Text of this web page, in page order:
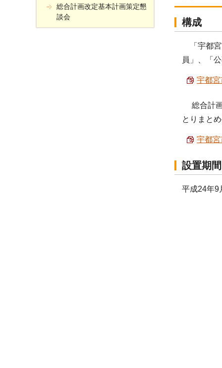
構成
「宇都宮
員」、「
宇都
総合計画
とりまと
宇都
設置期間
平成24年9
総合計画改定基本計画策定懇
談会